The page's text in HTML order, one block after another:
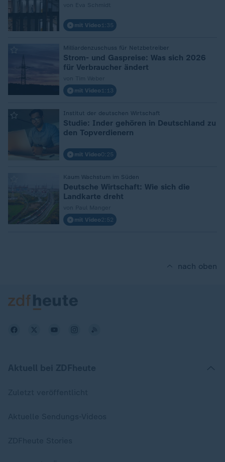
mit Video 1:35
Milliardenzuschuss für Netzbetreiber
Strom- und Gaspreise: Was sich 2026
für Verbraucher ändert
mit Video 1:13
Institut der deutschen Wirtschaft
Studie: Inder gehören in Deutschland zu
den Topverdienern
mit Video0:25
Kaum Wachstum im Süden
Deutsche Wirtschaft: Wie sich die
Landkarte dreht
mit Video2:52
nach oben